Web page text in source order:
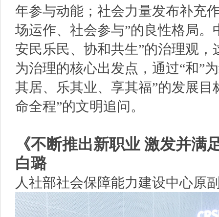
年参与动能；社会力量发布补充
场运作、社会参与”的良性格局
安民乐民、协和共生”的治理观
为治理的核心出发点，通过“和”
其居、乐其业、享其福”的发展
命全程”的文明追问。
《不断推出新职业 激发并满
白璐
人社部社会保障能力建设中心原